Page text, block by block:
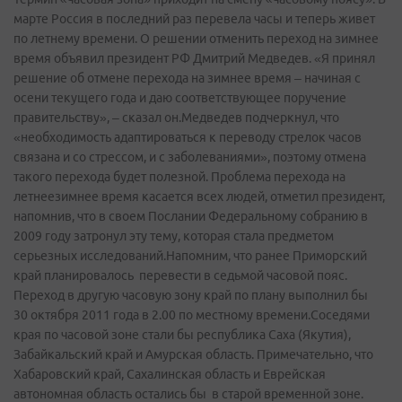
марте Россия в последний раз перевела часы и теперь живет
по летнему времени. О решении отменить переход на зимнее
время объявил президент РФ Дмитрий Медведев. «Я принял
решение об отмене перехода на зимнее время – начиная с
осени текущего года и даю соответствующее поручение
правительству», – сказал он.Медведев подчеркнул, что
«необходимость адаптироваться к переводу стрелок часов
связана и со стрессом, и с заболеваниями», поэтому отмена
такого перехода будет полезной. Проблема перехода на
летнеезимнее время касается всех людей, отметил президент,
напомнив, что в своем Послании Федеральному собранию в
2009 году затронул эту тему, которая стала предметом
серьезных исследований.Напомним, что ранее Приморский
край планировалось перевести в седьмой часовой пояс.
Переход в другую часовую зону край по плану выполнил бы
30 октября 2011 года в 2.00 по местному времени.Соседями
края по часовой зоне стали бы республика Саха (Якутия),
Забайкальский край и Амурская область. Примечательно, что
Хабаровский край, Сахалинская область и Еврейская
автономная область остались бы в старой временной зоне.